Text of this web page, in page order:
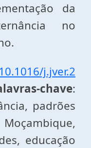
da
no
j.jver.2
chave:
padrões
educação